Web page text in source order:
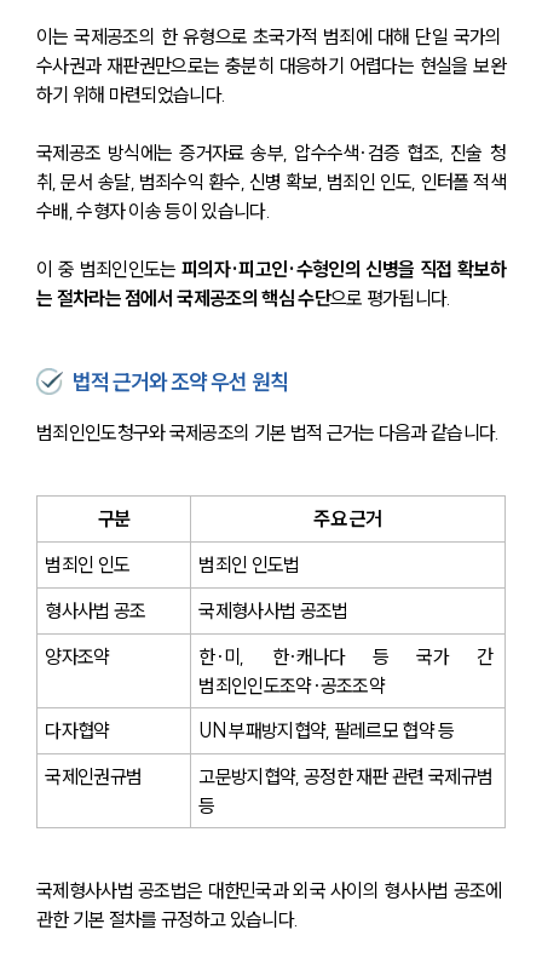
이는 국제공조의 한 유형으로 초국가적 범죄에 대해 단일 국가의
수사권과 재판권만으로는 충분히 대응하기 어렵다는 현실을 보완
하기 위해 마련되었습니다.
국제공조 방식에는 증거자료 송부, 압수수색·검증 협조, 진술 청
취, 문서 송달, 범죄수익 환수, 신병 확보, 범죄인 인도, 인터폴 적색
수배, 수형자 이송 등이 있습니다.
이 중 범죄인인도는 피의자·피고인·수형인의 신병을 직접 확보하
는 절차라는 점에서 국제공조의 핵심 수단으로 평가됩니다.
법적 근거와 조약 우선 원칙
범죄인인도청구와 국제공조의 기본 법적 근거는 다음과 같습니다.
구분
주요 근거
범죄인 인도
범죄인 인도법
형사사법 공조
국제형사사법 공조법
양자조약
한·미, 한·캐나다 등 국가 간
범죄인인도조약·공조조약
다자협약
UN 부패방지협약, 팔레르모 협약 등
국제인권규범
고문방지협약, 공정한 재판 관련 국제규범
등
국제형사사법 공조법은 대한민국과 외국 사이의 형사사법 공조에
관한 기본 절차를 규정하고 있습니다.